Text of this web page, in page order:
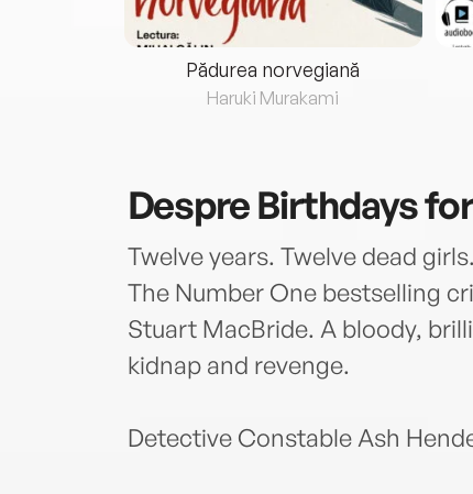
Pădurea norvegiană
Haruki Murakami
DespreBirthdays
Twelve years. Twelve dead
The Number One bestselling
Stuart MacBride. A bloody,
kidnap and revenge.
Detective Constable Ash